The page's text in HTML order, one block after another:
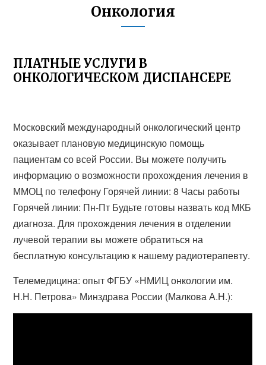
Онкология
ПЛАТНЫЕ УСЛУГИ В
ОНКОЛОГИЧЕСКОМ ДИСПАНСЕРЕ
Московский международный онкологический центр
оказывает плановую медицинскую помощь
пациентам со всей России. Вы можете получить
информацию о возможности прохождения лечения в
ММОЦ по телефону Горячей линии: 8 Часы работы
Горячей линии: Пн-Пт Будьте готовы назвать код МКБ
диагноза. Для прохождения лечения в отделении
лучевой терапии вы можете обратиться на
бесплатную консультацию к нашему радиотерапевту.
Телемедицина: опыт ФГБУ «НМИЦ онкологии им.
Н.Н. Петрова» Минздрава России (Малкова А.Н.):